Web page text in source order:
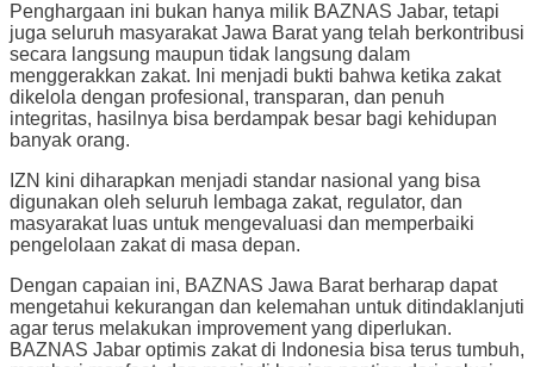
Penghargaan ini bukan hanya milik BAZNAS Jabar, tetapi
juga seluruh masyarakat Jawa Barat yang telah berkontribusi
secara langsung maupun tidak langsung dalam
menggerakkan zakat. Ini menjadi bukti bahwa ketika zakat
dikelola dengan profesional, transparan, dan penuh
integritas, hasilnya bisa berdampak besar bagi kehidupan
banyak orang.
IZN kini diharapkan menjadi standar nasional yang bisa
digunakan oleh seluruh lembaga zakat, regulator, dan
masyarakat luas untuk mengevaluasi dan memperbaiki
pengelolaan zakat di masa depan.
Dengan capaian ini, BAZNAS Jawa Barat berharap dapat
mengetahui kekurangan dan kelemahan untuk ditindaklanjuti
agar terus melakukan improvement yang diperlukan.
BAZNAS Jabar optimis zakat di Indonesia bisa terus tumbuh,